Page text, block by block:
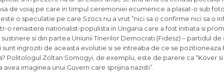
de voiaj pe care in timpul ceremoniei ecumenice a plasat-o sub
o speculatie pe care Szöcs nu a vrut “nici sa o confirme nici sa o
o renastere nationalist-populista in Ungaria care a fost initiata si
si din partea Uniunii Tinerilor Democrati (Fidesz) – partidul
ingroziti de aceasta evolutie si se intreaba de ce se pozitioneaza
Politologul Zoltan Somogyi, de exemplu, este de parere ca “Köver si
imaginea unui Guvern care sprijina nazisti”.